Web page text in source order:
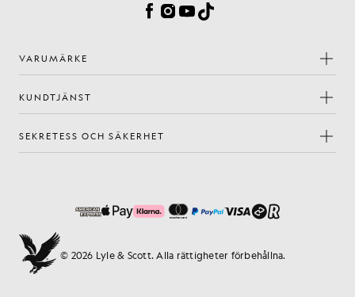
Facebook
Instagram
YouTube
TikTok
VARUMÄRKE
KUNDTJÄNST
SEKRETESS OCH SÄKERHET
© 2026 Lyle & Scott. Alla rättigheter förbehållna.